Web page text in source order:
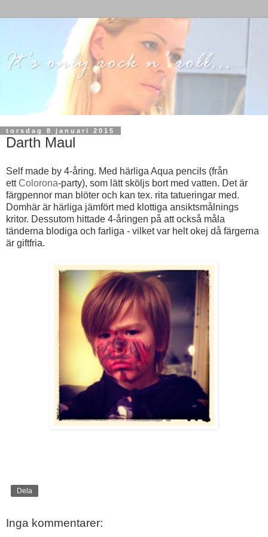
torsdag 8 januari 2015
Darth Maul
Self made by 4-åring. Med härliga Aqua pencils (från
ettColorona-party), som lätt sköljs bort med vatten. Det är
färgpennor man blöter och kan tex. rita tatueringar med.
Domhär är härliga jämfört med klottiga ansiktsmålnings
kritor. Dessutom hittade 4-åringen på att också måla
tänderna blodiga och farliga - vilket var helt okej då färgerna
är giftfria.
Dela
Inga kommentarer: